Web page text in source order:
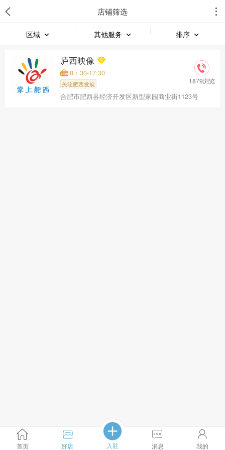
店铺筛选
区域 其他服务 排序
庐西映像
8：30-17:30
关注肥西发展
合肥市肥西县经济开发区新型家园商业街1123号
1879浏览
首页 好店 入驻 消息 我的